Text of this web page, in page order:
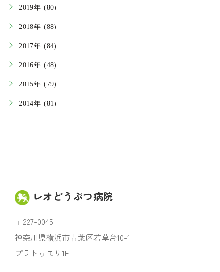
2019年 (80)
2018年 (88)
2017年 (84)
2016年 (48)
2015年 (79)
2014年 (81)
レオどうぶつ病院
〒227-0045
神奈川県横浜市青葉区若草台10-1
プラトゥモリ1F